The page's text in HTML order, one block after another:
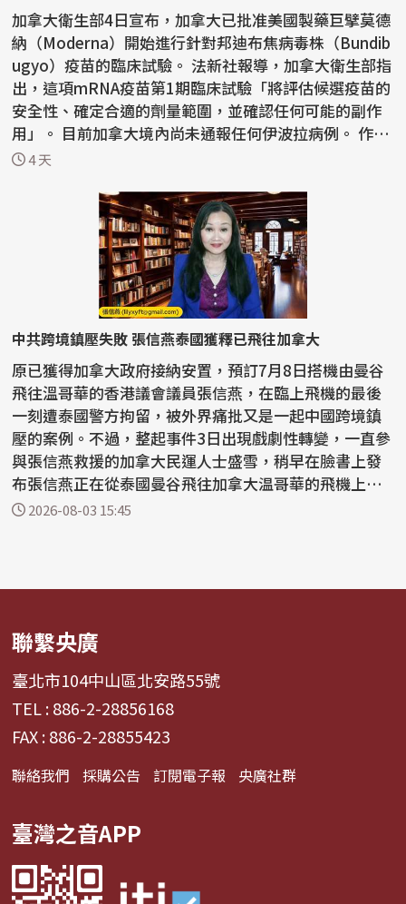
加拿大衛生部4日宣布，加拿大已批准美國製藥巨擘莫德
納（Moderna）開始進行針對邦迪布焦病毒株（Bundib
ugyo）疫苗的臨床試驗。 法新社報導，加拿大衛生部指
出，這項mRNA疫苗第1期臨床試驗「將評估候選疫苗的
安全性、確定合適的劑量範圍，並確認任何可能的副作
用」。 目前加拿大境內尚未通報任何伊波拉病例。 作
為...4 天
中共跨境鎮壓失敗 張信燕泰國獲釋已飛往加拿大
原已獲得加拿大政府接納安置，預訂7月8日搭機由曼谷
飛往溫哥華的香港議會議員張信燕，在臨上飛機的最後
一刻遭泰國警方拘留，被外界痛批又是一起中國跨境鎮
壓的案例。不過，整起事件3日出現戲劇性轉變，一直參
與張信燕救援的加拿大民運人士盛雪，稍早在臉書上發
布張信燕正在從泰國曼谷飛往加拿大温哥華的飛機上，
並預計...
2026-08-03 15:45
聯繫央廣
臺北市104中山區北安路55號
TEL : 886-2-28856168
FAX : 886-2-28855423
聯絡我們 採購公告 訂閱電子報 央廣社群
臺灣之音APP